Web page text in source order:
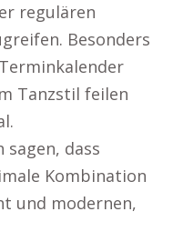
regulären
Besonders
Tanzstil feilen
sagen, dass
Kombination
und modernen,